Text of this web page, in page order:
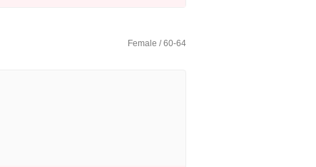
Female / 60-64